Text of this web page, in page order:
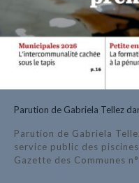
Parution de Gabriela Tellez
Parution de Gabriela
service public des
Gazette des Communes